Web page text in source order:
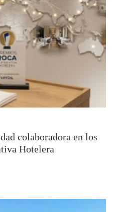
colaboradora en los
Hotelera